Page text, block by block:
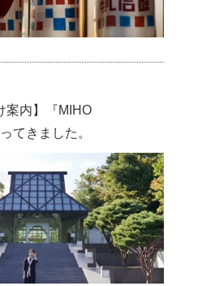
案内】『MIHO
てきました。